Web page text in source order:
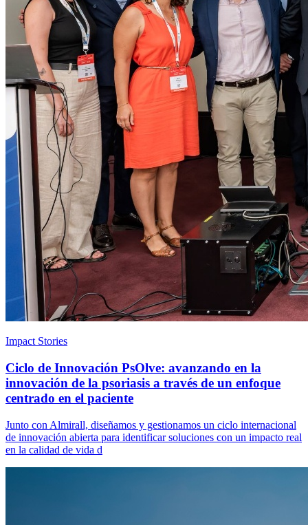
Impact Stories
Ciclo de Innovación PsOlve: avanzando en la
innovación de la psoriasis a través de un enfoque
centrado en el paciente
Junto con Almirall, diseñamos y gestionamos un ciclo internacional
de innovación abierta para identificar soluciones con un impacto real
en la calidad de vida d